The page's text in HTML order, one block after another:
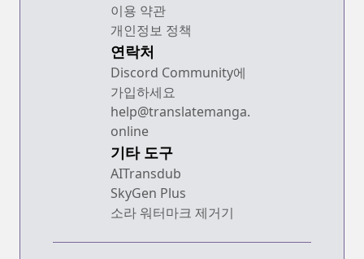
이용 약관
개인정보 정책
연락처
Discord Community에
가입하세요
help@translatemanga.
online
기타 도구
AITransdub
SkyGen Plus
소라 워터마크 제거기